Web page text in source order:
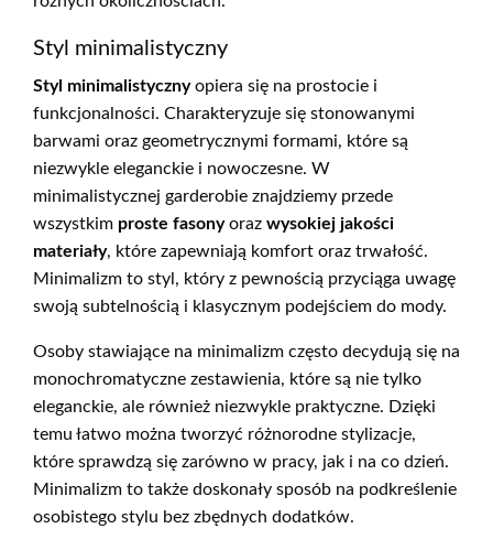
Styl minimalistyczny
Styl minimalistycznyopiera się na prostocie i
funkcjonalności. Charakteryzuje się stonowanymi
barwami oraz geometrycznymi formami, które są
niezwykle eleganckie i nowoczesne. W
minimalistycznej garderobie znajdziemy przede
wszystkim proste fasonyoraz wysokiej jakości
materiały, które zapewniają komfort oraz trwałość.
Minimalizm to styl, który z pewnością przyciąga uwagę
swoją subtelnością i klasycznym podejściem do mody.
Osoby stawiające na minimalizm często decydują się na
monochromatyczne zestawienia, które są nie tylko
eleganckie, ale również niezwykle praktyczne. Dzięki
temu łatwo można tworzyć różnorodne stylizacje,
które sprawdzą się zarówno w pracy, jak i na co dzień.
Minimalizm to także doskonały sposób na podkreślenie
osobistego stylu bez zbędnych dodatków.